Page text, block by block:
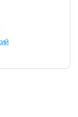
чтобы
отклики